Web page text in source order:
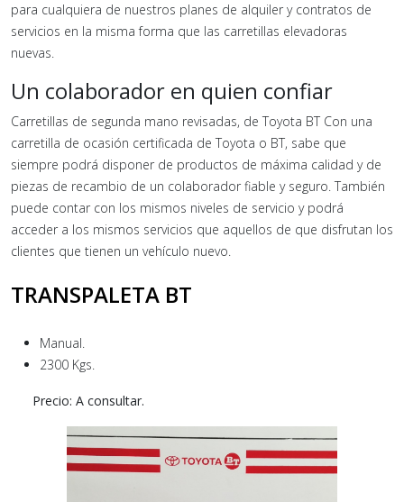
para cualquiera de nuestros planes de alquiler y contratos de
servicios en la misma forma que las carretillas elevadoras
nuevas.
Un colaborador en quien confiar
Carretillas de segunda mano revisadas, de Toyota BT Con una
carretilla de ocasión certificada de Toyota o BT, sabe que
siempre podrá disponer de productos de máxima calidad y de
piezas de recambio de un colaborador fiable y seguro. También
puede contar con los mismos niveles de servicio y podrá
acceder a los mismos servicios que aquellos de que disfrutan los
clientes que tienen un vehículo nuevo.
TRANSPALETA BT
Manual.
2300 Kgs.
Precio: A consultar.